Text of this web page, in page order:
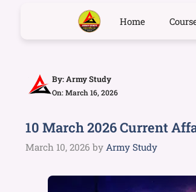
Home
By:Army Study
On: March 16, 2026
10 March 2026 Current
March 10, 2026 by Army Study